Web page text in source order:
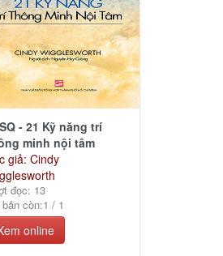
- 21 Kỹ năng trí
minh nội tâm
giả: Cindy
đọc: 13
còn:1 /1
online